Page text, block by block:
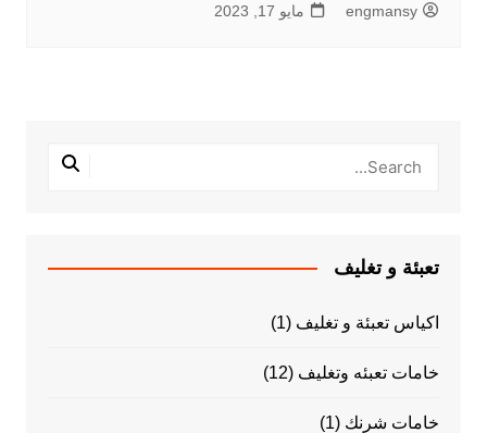
engmansy مايو 17, 2023
تعبئة و تغليف
اكياس تعبئة و تغليف (1)
خامات تعبئه وتغليف (12)
خامات شرنك (1)